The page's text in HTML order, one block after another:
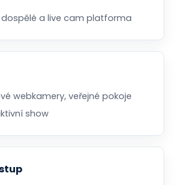
a live cam platforma
webkamery, veřejné pokoje
show